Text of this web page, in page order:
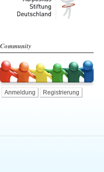
Community
Anmeldung Registrierung